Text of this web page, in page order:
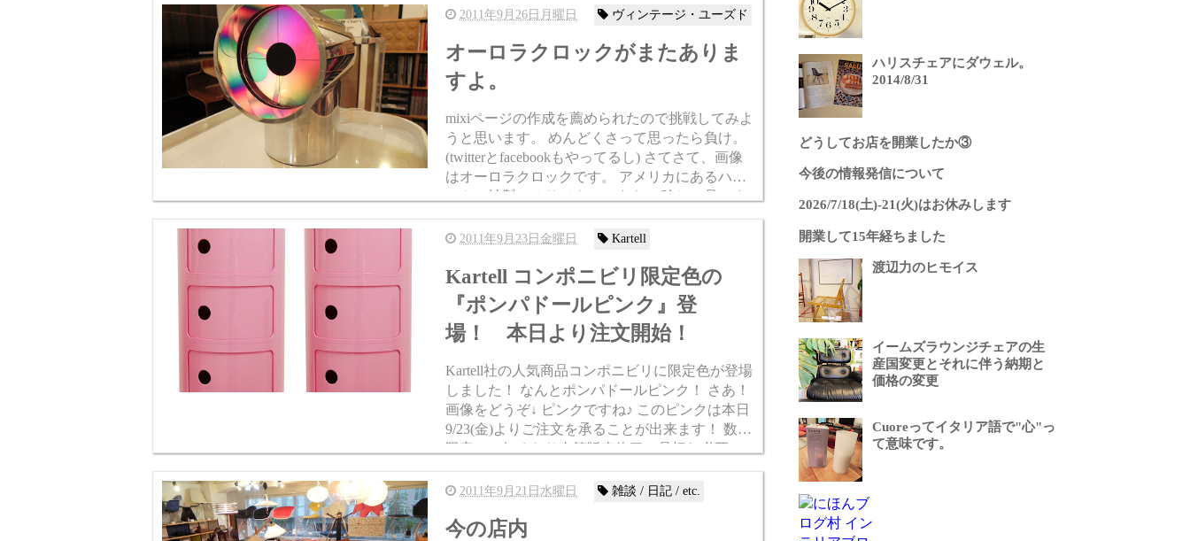
2011年9月26日月曜日 ヴィンテージ・ユーズド
オーロラクロックがまたありま
すよ。
mixiページの作成を薦められたので挑戦してみよ
うと思います。 めんどくさって思ったら負け。
(twitterとfacebookもやってるし) さてさて、画像
はオーロラクロックです。 アメリカにあるハミ
ルトン社製のオリジナルですよ。 珍しい品です
がお店に一点だけあります。 珍しい言...
2011年9月23日金曜日 Kartell
Kartell コンポニビリ限定色の
『ポンパドールピンク』登
場！ 本日より注文開始！
Kartell社の人気商品コンポニビリに限定色が登場
しました！ なんとポンパドールピンク！ さあ！
画像をどうぞ↓ ピンクですね♪ このピンクは本日
9/23(金)よりご注文を承ることが出来ます！ 数量
限定で、無くなり次第販売終了の品切れ必死の
商品です。 前回のグリーンも速攻で販売終...
2011年9月21日水曜日 雑談 / 日記 / etc.
今の店内
ハリスチェアにダウェル。
2014/8/31
どうしてお店を開業したか③
今後の情報発信について
2026/7/18(土)-21(火)はお休みします
開業して15年経ちました
渡辺力のヒモイス
イームズラウンジチェアの生
産国変更とそれに伴う納期と
価格の変更
Cuoreってイタリア語で"心"っ
て意味です。